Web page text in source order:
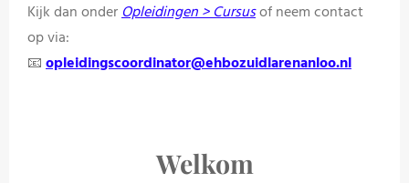
KijkdanonderOpleidingen >Cursusofneemcontact
opvia:
📧opleidingscoordinator@ehbozuidlarenanloo.nl
Welkom